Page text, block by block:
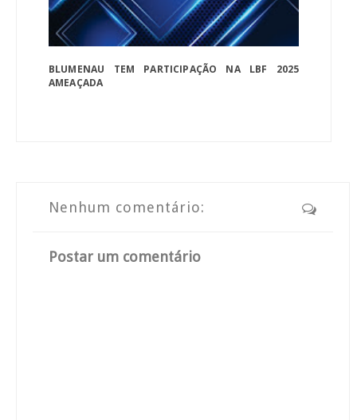
BLUMENAU TEM PARTICIPAÇÃO NA LBF 2025
AMEAÇADA
Nenhum comentário:
Postar um comentário